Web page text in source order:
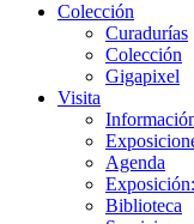
Colección
Curadurías
Colección
Gigapixel
Visita
Agenda
Biblioteca